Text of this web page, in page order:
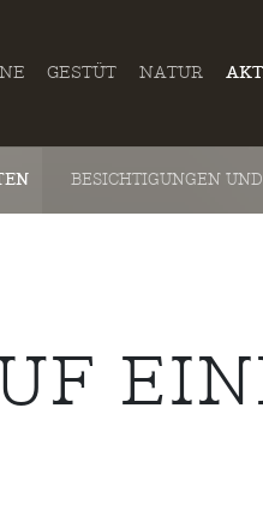
GESTÜT NATUR
BESICHTIGUNGEN